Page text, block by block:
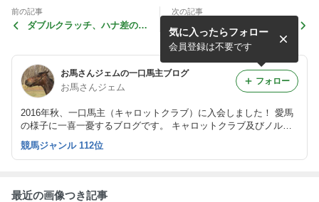
前の記事
ダブルクラッチ、ハナ差の２
次の記事
うらかわ優駿ビレッジAERU
(2021夏)～タイムパラドック
スに会いたくて～
お馬さんジェムの一口馬主ブログ
お馬さんジェム
2016年秋、一口馬主（キャロットクラブ）に入会しました！ 愛馬
の様子に一喜一憂するブログです。 キャロットクラブ及びノルマ
ンディーオーナーズクラブのコメント・写真は許可をいただいて転
載しています。 ふるさと納税、株主優待、懸賞などのお届けも報
告したいです。
気に入ったらフォロー
会員登録は不要です
フォロー
競馬ジャンル 112位
最近の画像つき記事